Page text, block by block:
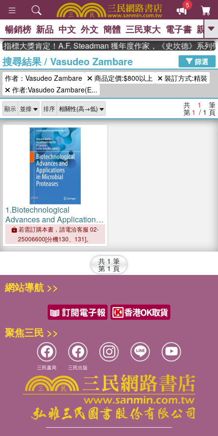
5
GO
熱搜： 東野圭吾 高希均教授回憶錄
、 The Odyssey 、 父親節 、 花開錦
繡 、 暑期推薦 、 方念華 、 台灣的
李登輝時代
、 偉大的迷走神經 、 如果歷史是一
群喵
暢銷榜 新品 中文 外文 簡體 三民東大 電子書 親子
標大獎肯定！A.F. Steadman 獲年度作家，《史坎德》系列
搜尋結果/ Vasudeo Zambare
篩選
作者：Vasudeo Zambare
商品定價:$800以上
裝訂方式:精裝
作者:Vasudeo Zambare(E...
顯示 排序 共 1 筆
第 1 / 1 頁
1.Biotechnological
Advances and Applications
in Microbial Proteases
若需訂購本書，請電洽客服 02-
25006600[分機130、131]。
共 1 筆
第 1 頁
網站導航 >>
聚焦三民 >>
三民書局 三民出版